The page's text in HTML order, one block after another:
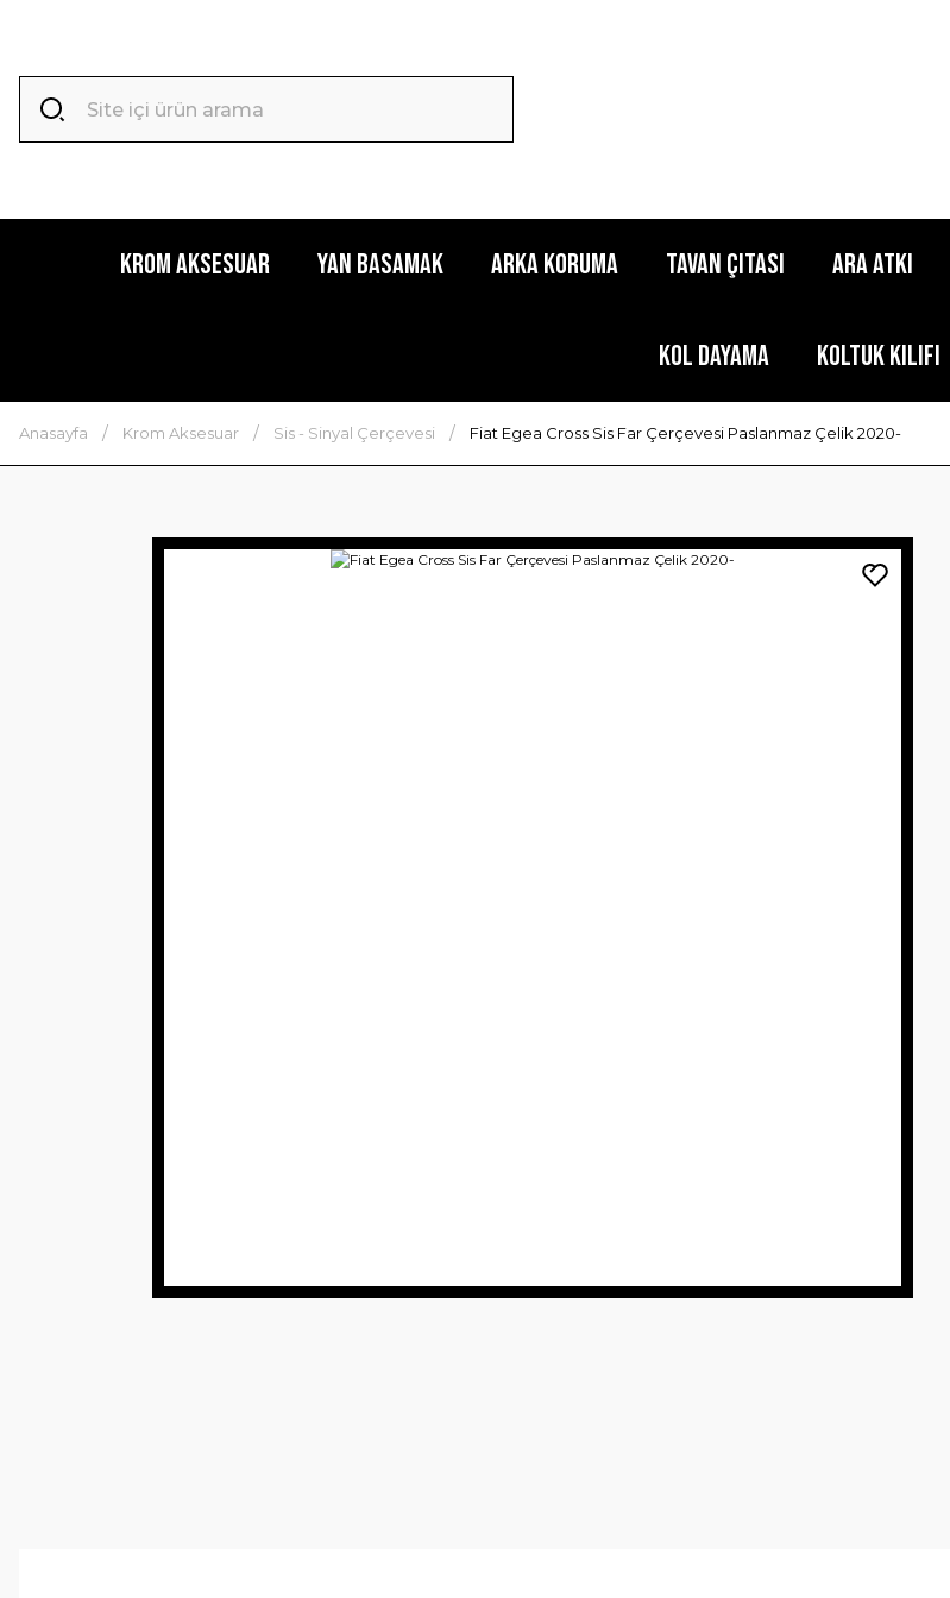
Krom Aksesuar Yan Basamak Arka Koruma Tavan Çıtası Ara Atkı
Kol Dayama Koltuk Kılıfı
Anasayfa Krom Aksesuar Sis - Sinyal Çerçevesi Fiat Egea Cross Sis Far Çerçevesi Paslanmaz Çelik 2020-